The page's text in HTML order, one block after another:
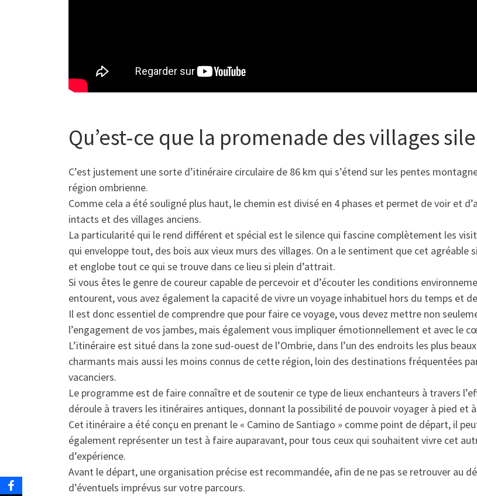
Qu’est-ce que la promenade des villages
C’est justement une sorte d’itinéraire circulaire de 86 km qui s’étend sur les pentes
région ombrienne.
Comme cela a été souligné plus haut, le chemin est divisé en 4 phases et permet de voir et
intacts et des villages anciens.
La particularité qui le rend différent et spécial est le silence qui fascine complètement les
qui enveloppe tout, des bois aux vieux murs des villages. On a le sentiment que cet agréable
et englobe tout ce qui se trouve dans ce lieu si plein d’attrait.
Si vous êtes le genre de coureur capable de percevoir et d’écouter les conditions
entourent, vous avez également la capacité de vivre un voyage inhabituel hors du temps et de
Il est donc essentiel de comprendre que pour faire ce voyage, vous devez mettre non
l’engagement de vos jambes, mais également vous impliquer émotionnellement et avec le
L’itinéraire est situé dans la zone sud-ouest de l’Ombrie, dans l’un des endroits les plus
charmants mais aussi les moins connus de cette région, loin des destinations fréquentées
vacanciers.
Le programme est de faire connaître et de soutenir ce type de lieux enchanteurs à travers
déroule à travers les itinéraires antiques, donnant la possibilité de pouvoir voyager à pied et
Cet itinéraire a été conçu en prenant le « Camino de Santiago » comme point de départ, il
également représenter un test à faire auparavant, pour tous ceux qui souhaitent vivre cet
d’expérience.
Avant le départ, une organisation précise est recommandée, afin de ne pas se retrouver au
d’éventuels imprévus sur votre parcours.